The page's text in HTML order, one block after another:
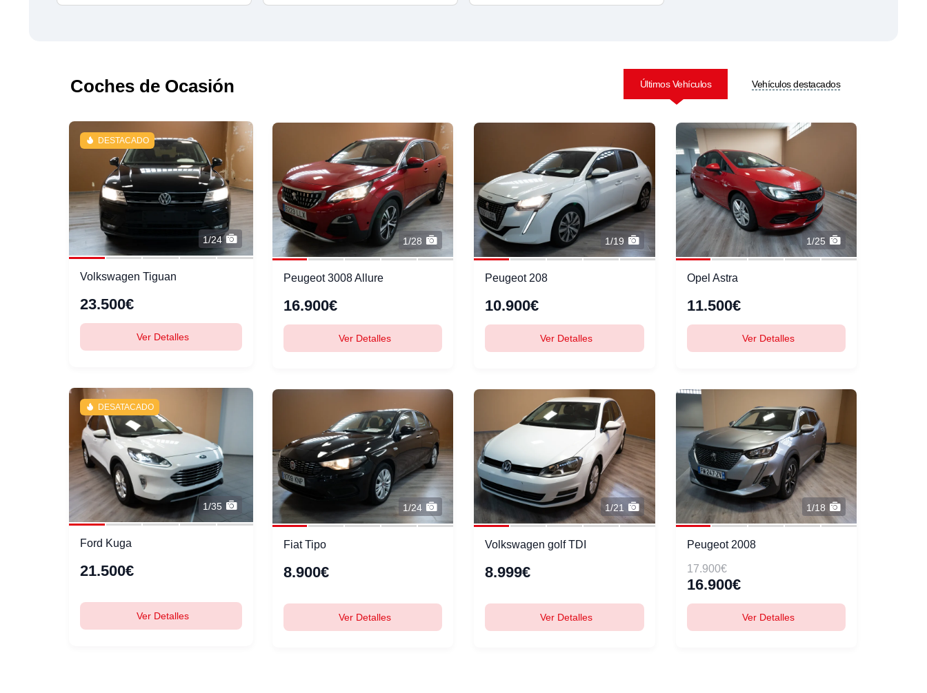
Últimos Vehículos Vehículos destacados
Coches de Ocasión
DESTACADO
1/24
Volkswagen Tiguan
23.500€
Ver Detalles
1/28
Peugeot 3008 Allure
16.900€
Ver Detalles
1/19
Peugeot 208
10.900€
Ver Detalles
1/25
Opel Astra
11.500€
Ver Detalles
DESATACADO
1/35
Ford Kuga
21.500€
Ver Detalles
1/24
Fiat Tipo
8.900€
Ver Detalles
1/21
Volkswagen golf TDI
8.999€
Ver Detalles
1/18
Peugeot 2008
17.900€
16.900€
Ver Detalles